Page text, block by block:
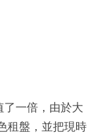
了一倍，由於大
租盤，並把現時